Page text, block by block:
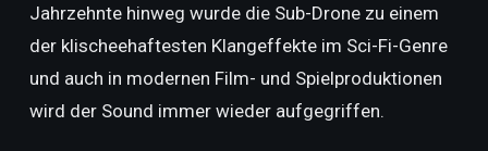
Jahrzehnte hinweg wurde die Sub-Drone zu einem
der klischeehaftesten Klangeffekte im Sci-Fi-Genre
und auch in modernen Film- und Spielproduktionen
wird der Sound immer wieder aufgegriffen.